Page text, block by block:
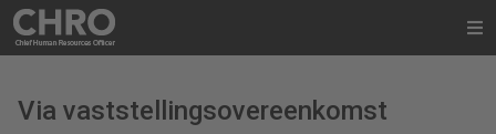
Via vaststellingsovereenkomst